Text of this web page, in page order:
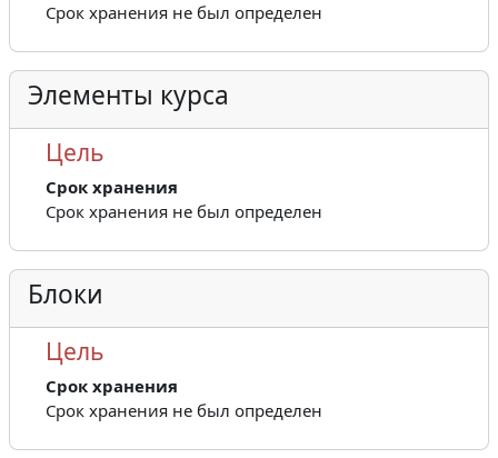
Срок хранения не был определен
Элементы курса
Цель
Срок хранения
Срок хранения не был определен
Блоки
Цель
Срок хранения
Срок хранения не был определен